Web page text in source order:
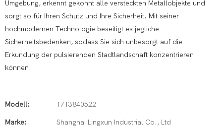
Umgebung, erkennt gekonnt alle versteckten Metallobjekte und
sorgt so für Ihren Schutz und Ihre Sicherheit. Mit seiner
hochmodernen Technologie beseitigt es jegliche
Sicherheitsbedenken, sodass Sie sich unbesorgt auf die
Erkundung der pulsierenden Stadtlandschaft konzentrieren
können.
Modell: 1713840522
Marke: Shanghai Lingxun Industrial Co., Ltd